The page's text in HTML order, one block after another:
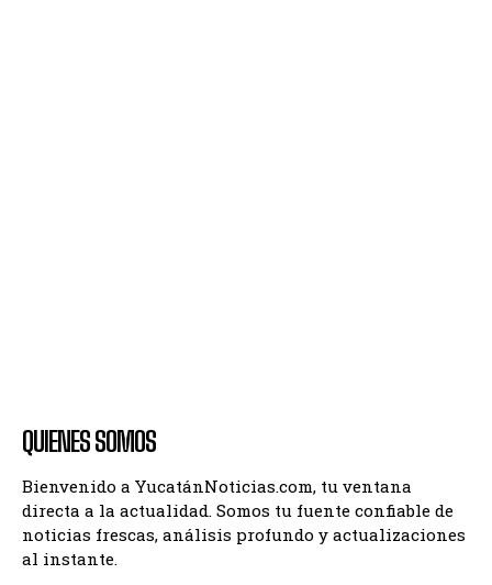
QUIENES SOMOS
Bienvenido a YucatánNoticias.com, tu ventana
directa a la actualidad. Somos tu fuente confiable de
noticias frescas, análisis profundo y actualizaciones
al instante.